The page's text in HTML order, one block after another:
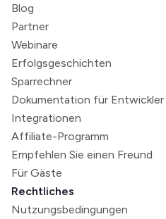
Blog
Partner
Webinare
Erfolgsgeschichten
Sparrechner
Dokumentation für Entwickler
Integrationen
Affiliate-Programm
Empfehlen Sie einen Freund
Für Gäste
Rechtliches
Nutzungsbedingungen